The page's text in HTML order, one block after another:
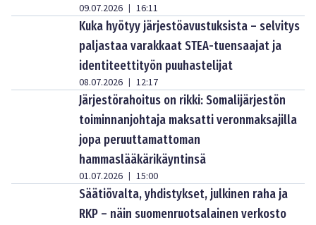
09.07.2026 | 16:11
Kuka hyötyy järjestöavustuksista – selvitys
paljastaa varakkaat STEA-tuensaajat ja
identiteettityön puuhastelijat
08.07.2026 | 12:17
Järjestörahoitus on rikki: Somalijärjestön
toiminnanjohtaja maksatti veronmaksajilla
jopa peruuttamattoman
hammaslääkärikäyntinsä
01.07.2026 | 15:00
Säätiövalta, yhdistykset, julkinen raha ja
RKP – näin suomenruotsalainen verkosto